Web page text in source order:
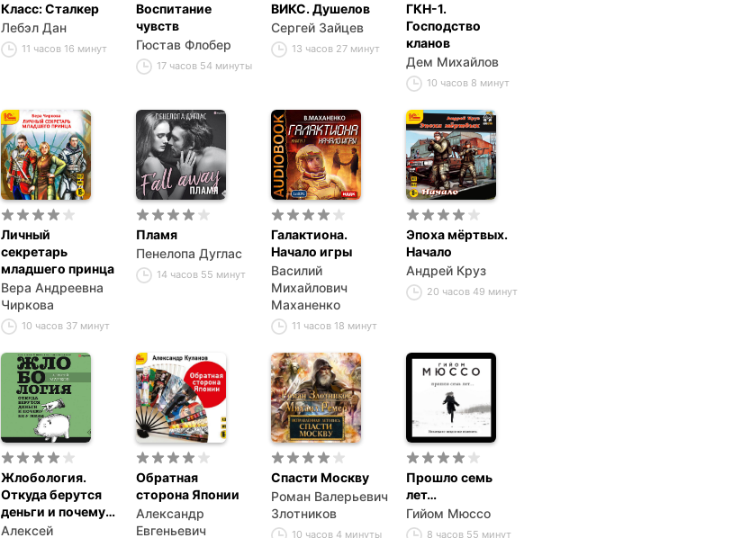
Класс: Сталкер
Лебэл Дан
11 часов 16 минут
Воспитание
чувств
Гюстав Флобер
17 часов 54 минуты
ВИКС. Душелов
Сергей Зайцев
13 часов 27 минут
ГКН-1.
Господство
кланов
Дем Михайлов
10 часов 8 минут
Личный
секретарь
младшего принца
Вера Андреевна
Чиркова
10 часов 37 минут
Пламя
Пенелопа Дуглас
14 часов 55 минут
Галактиона.
Начало игры
Василий
Михайлович
Маханенко
11 часов 18 минут
Эпоха мёртвых.
Начало
Андрей Круз
20 часов 49 минут
Жлобология.
Откуда берутся
деньги и почему
не у меня
Алексей
Обратная
сторона Японии
Александр
Евгеньевич
Спасти Москву
Роман Валерьевич
Злотников
10 часов 4 минуты
Прошло семь
лет…
Гийом Мюссо
8 часов 55 минут